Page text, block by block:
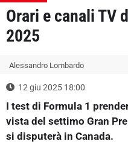
Orari e canali TV
2025
Alessandro Lombardo
12 giu 2025 18:00
I test di Formula 1
vista del settimo Gran
si disputerà in Canada.